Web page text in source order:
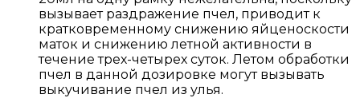
вызывает раздражение пчел, приводит к
кратковременному снижению яйценоскости
маток и снижению летной активности в
течение трех-четырех суток. Летом обработки
пчел в данной дозировке могут вызывать
выкучивание пчел из улья.